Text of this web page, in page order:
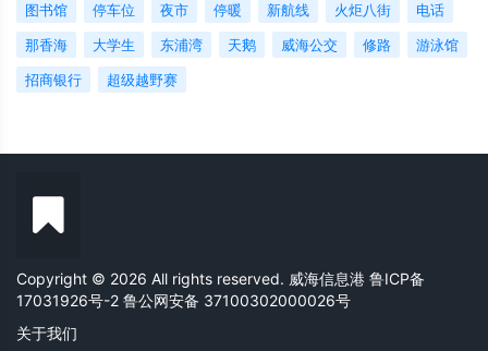
图书馆
停车位 夜市 停暖 新航线 火炬八街
电话
那香海
大学生 东浦湾 天鹅 威海公交 修路
游泳馆
招商银行
超级越野赛
Copyright © 2026 All rights reserved. 威海信息港 鲁ICP备
17031926号-2 鲁公网安备 37100302000026号
关于我们